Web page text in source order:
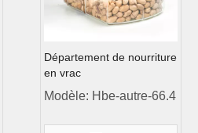
Département de nourriture
en vrac
Modèle: Hbe-autre-66.4